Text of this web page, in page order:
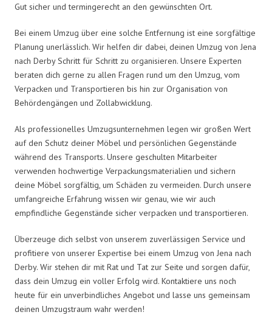
Gut sicher und termingerecht an den gewünschten Ort.
Bei einem Umzug über eine solche Entfernung ist eine sorgfältige
Planung unerlässlich. Wir helfen dir dabei, deinen Umzug von Jena
nach Derby Schritt für Schritt zu organisieren. Unsere Experten
beraten dich gerne zu allen Fragen rund um den Umzug, vom
Verpacken und Transportieren bis hin zur Organisation von
Behördengängen und Zollabwicklung.
Als professionelles Umzugsunternehmen legen wir großen Wert
auf den Schutz deiner Möbel und persönlichen Gegenstände
während des Transports. Unsere geschulten Mitarbeiter
verwenden hochwertige Verpackungsmaterialien und sichern
deine Möbel sorgfältig, um Schäden zu vermeiden. Durch unsere
umfangreiche Erfahrung wissen wir genau, wie wir auch
empfindliche Gegenstände sicher verpacken und transportieren.
Überzeuge dich selbst von unserem zuverlässigen Service und
profitiere von unserer Expertise bei einem Umzug von Jena nach
Derby. Wir stehen dir mit Rat und Tat zur Seite und sorgen dafür,
dass dein Umzug ein voller Erfolg wird. Kontaktiere uns noch
heute für ein unverbindliches Angebot und lasse uns gemeinsam
deinen Umzugstraum wahr werden!